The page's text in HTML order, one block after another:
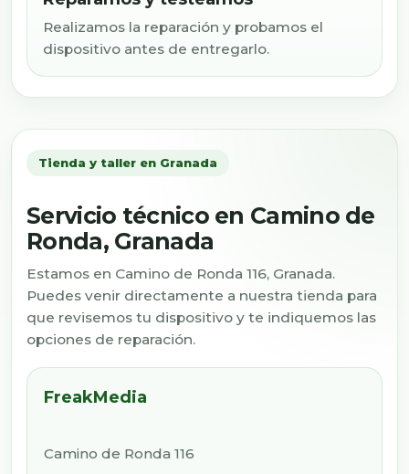
Realizamos la reparación y probamos el
dispositivo antes de entregarlo.
Tienda y taller en Granada
Servicio técnico en Camino de
Ronda, Granada
Estamos en Camino de Ronda 116, Granada.
Puedes venir directamente a nuestra tienda para
que revisemos tu dispositivo y te indiquemos las
opciones de reparación.
FreakMedia
Camino de Ronda 116